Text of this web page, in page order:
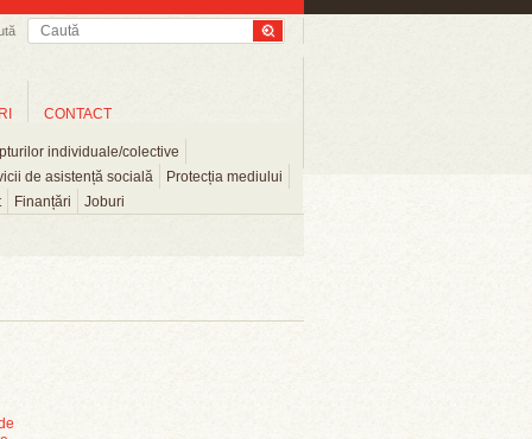
individuale/colective
de asistență socială
Protecția mediului
Finanțări Joburi
CONTACT